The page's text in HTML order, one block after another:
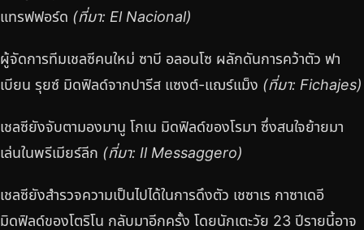
แทรฟฟอร์ด (ที่มา: El Nacional)
ผู้จัดการทีมเชลซีคนใหม่ ซาบี อลอนโซ ผลักดันการคว้าตัว ฟา
เบียน รุยซ์ มิดฟิลด์จากปารีส แซงต์-แฌร์แม็ง (ที่มา: Fichajes)
เชลซียังจับตามองมานู โกเน มิดฟิลด์ของโรมา ซึ่งสนใจย้ายมา
เล่นในพรีเมียร์ลีก (ที่มา: Il Messaggero)
เชลซียังสำรวจความเป็นไปได้ในการดึงตัว เชซาเร กาซาเดอี
มิดฟิลด์ของโตริโน กลับมาอีกครั้ง โดยนักเตะวัย 23 ปีรายนี้อาจ